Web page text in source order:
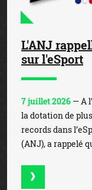
L'ANJ
sur l'eSport
7 juillet 2026 — A
la dotation de
records dans
(ANJ), a rappelé